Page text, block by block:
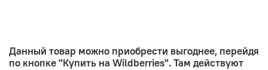
Данный товар можно приобрести выгоднее, перейдя
по кнопке "Купить на Wildberries". Там действуют